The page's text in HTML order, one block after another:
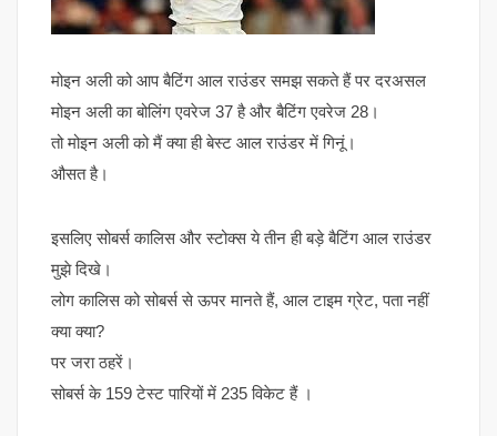
मोइन अली को आप बैटिंग आल राउंडर समझ सकते हैं पर दरअसल
मोइन अली का बोलिंग एवरेज 37 है और बैटिंग एवरेज 28।
तो मोइन अली को मैं क्या ही बेस्ट आल राउंडर में गिनूं।
औसत है।
इसलिए सोबर्स कालिस और स्टोक्स ये तीन ही बड़े बैटिंग आल राउंडर
मुझे दिखे।
लोग कालिस को सोबर्स से ऊपर मानते हैं, आल टाइम ग्रेट, पता नहीं
क्या क्या?
पर जरा ठहरें।
सोबर्स के 159 टेस्ट पारियों में 235 विकेट हैं ।